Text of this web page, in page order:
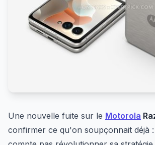
Une nouvelle fuite sur le Motorola
confirmer ce qu'on soupçonnait déjà :